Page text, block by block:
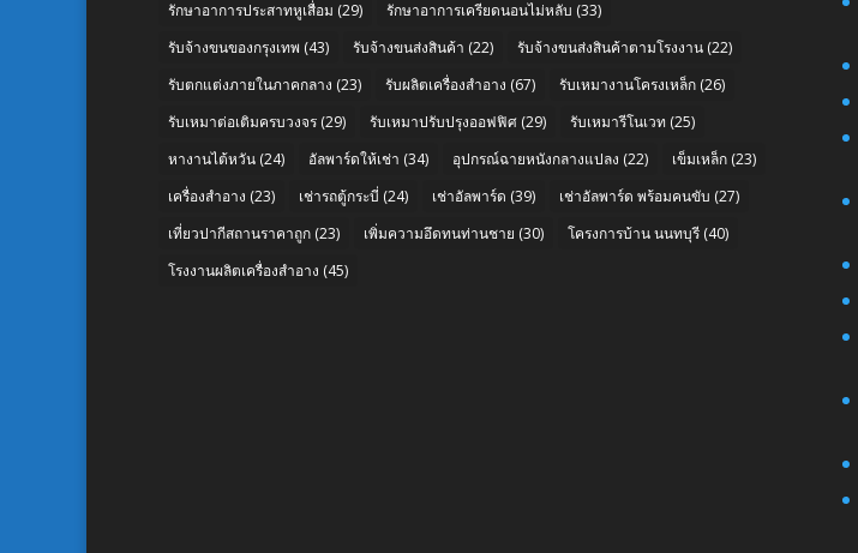
รักษาอาการประสาทหูเสื่อม (29) รักษาอาการเครียดนอนไม่หลับ (33)
รับจ้างขนของกรุงเทพ (43) รับจ้างขนส่งสินค้า (22) รับจ้างขนส่งสินค้าตามโรงงาน (22)
รับตกแต่งภายในภาคกลาง (23) รับผลิตเครื่องสำอาง (67) รับเหมางานโครงเหล็ก (26)
รับเหมาต่อเติมครบวงจร (29) รับเหมาปรับปรุงออฟฟิศ (29) รับเหมารีโนเวท (25)
หางานไต้หวัน (24) อัลพาร์ดให้เช่า (34) อุปกรณ์ฉายหนังกลางแปลง (22) เข็มเหล็ก (23)
เครื่องสำอาง (23) เช่ารถตู้กระบี่ (24) เช่าอัลพาร์ด (39) เช่าอัลพาร์ด พร้อมคนขับ (27)
เที่ยวปากีสถานราคาถูก (23) เพิ่มความอึดทนท่านชาย (30) โครงการบ้าน นนทบุรี (40)
โรงงานผลิตเครื่องสำอาง (45)